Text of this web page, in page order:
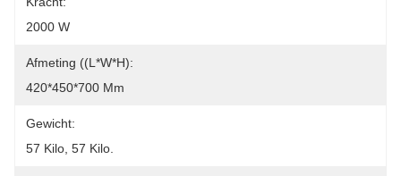
2000 W
Afmeting ((L*W*H):
420*450*700 Mm
Gewicht:
57 Kilo, 57 Kilo.